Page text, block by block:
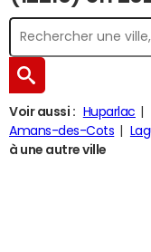
Voir aussi : Huparlac
Amans-des-Cots
à une autre ville